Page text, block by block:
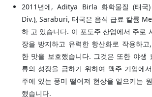
2011년에, Aditya Birla 화학물질 (태국
Div.), Saraburi, 태국은 음식 급료 칼륨
하 고 있습니다. 이 포도주 산업에서 주로
장을 방지하고 유력한 항산화로 작용하
한 맛을 보호했습니다. 그것은 또한 야생
류의 성장을 금하기 위하여 맥주 기업에
주에 있는 풍미 떨어져 현상을 일으키는
했습니다.